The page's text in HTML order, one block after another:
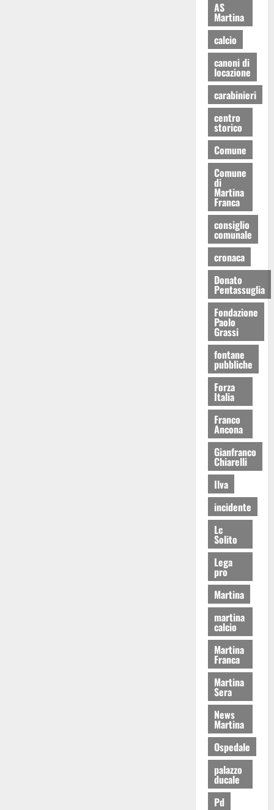
AS
Martina
calcio
canoni di
locazione
carabinieri
centro
storico
Comune
Comune
di
Martina
Franca
consiglio
comunale
cronaca
Donato
Pentassuglia
Fondazione
Paolo
Grassi
fontane
pubbliche
Forza
Italia
Franco
Ancona
Gianfranco
Chiarelli
Ilva
incidente
Lc
Solito
Lega
pro
Martina
martina
calcio
Martina
Franca
Martina
Sera
News
Martina
Ospedale
palazzo
ducale
Pd